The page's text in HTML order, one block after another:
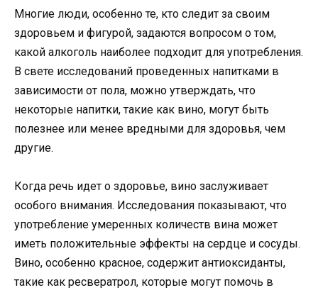
Многие люди, особенно те, кто следит за своим
здоровьем и фигурой, задаются вопросом о том,
какой алкоголь наиболее подходит для употребления.
В свете исследований проведенных напитками в
зависимости от пола, можно утверждать, что
некоторые напитки, такие как вино, могут быть
полезнее или менее вредными для здоровья, чем
другие.
Когда речь идет о здоровье, вино заслуживает
особого внимания. Исследования показывают, что
употребление умеренных количеств вина может
иметь положительные эффекты на сердце и сосуды.
Вино, особенно красное, содержит антиоксиданты,
такие как ресвератрол, которые могут помочь в